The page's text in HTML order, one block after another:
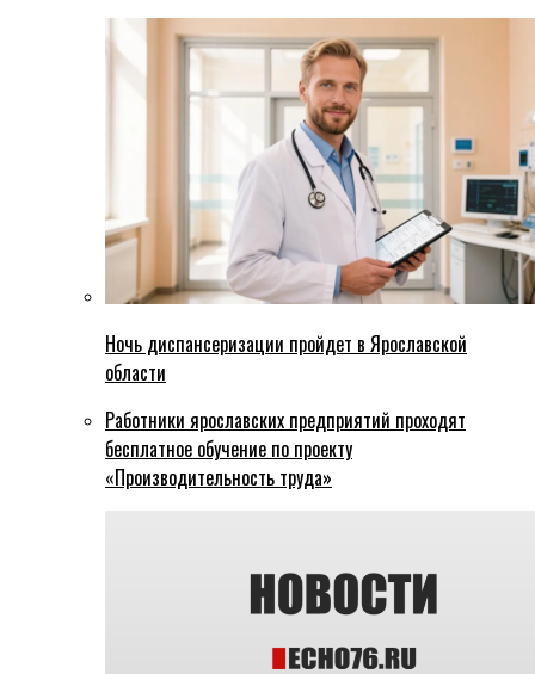
Ночь диспансеризации пройдет в Ярославской
области
Работники ярославских предприятий проходят
бесплатное обучение по проекту
«Производительность труда»